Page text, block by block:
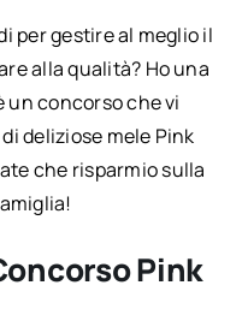
per gestire al meglio il
alla qualità? Ho una
un concorso che vi
deliziose mele Pink
che risparmio sulla
Pink